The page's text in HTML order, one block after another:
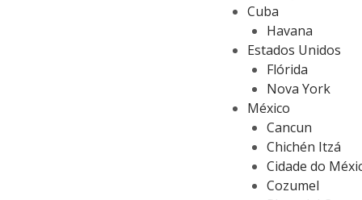
Cuba
Havana
Estados Unidos
Flórida
Nova York
México
Cancun
Chichén Itzá
Cidade do
Cozumel